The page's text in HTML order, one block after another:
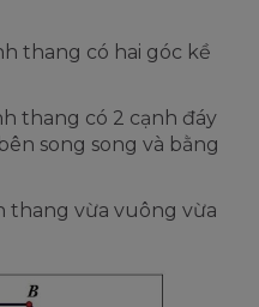
thang có hai góc kề
thang có 2 cạnh đáy
song song và bằng
thang vừa vuông vừa